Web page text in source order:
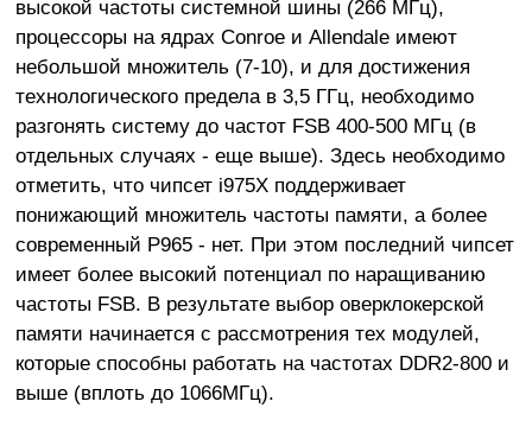
высокой частоты системной шины (266 МГц),
процессоры на ядрах Conroe и Allendale имеют
небольшой множитель (7-10), и для достижения
технологического предела в 3,5 ГГц, необходимо
разгонять систему до частот FSB 400-500 МГц (в
отдельных случаях - еще выше). Здесь необходимо
отметить, что чипсет i975X поддерживает
понижающий множитель частоты памяти, а более
современный P965 - нет. При этом последний чипсет
имеет более высокий потенциал по наращиванию
частоты FSB. В результате выбор оверклокерской
памяти начинается с рассмотрения тех модулей,
которые способны работать на частотах DDR2-800 и
выше (вплоть до 1066МГц).